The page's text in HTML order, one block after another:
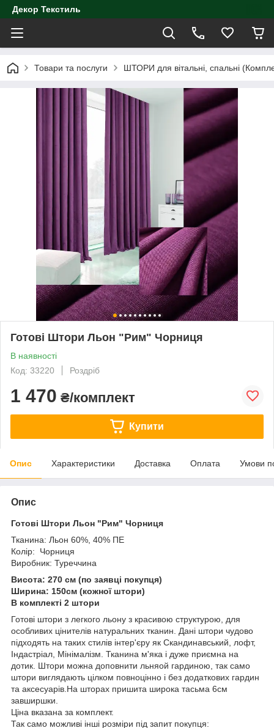
Декор Текстиль
Товари та послуги ШТОРИ для вітальні, спальні
Готові Штори Льон "Рим" Чорниця
В наявності
Код: 33220
Роздріб
1 470 ₴/комплект
Купити
Опис Характеристики Доставка Оплата Умови
Опис
Готові Штори Льон "Рим" Чорниця
Тканина: Льон 60%, 40% ПЕ
Колір: Чорниця
Виробник: Туреччина
Висота: 270 см (по заявці покупця)
Ширина: 150см (кожної штори)
В комплекті 2 штори
Готові штори з легкого льону з красивою структурою, для
особливих цінителів натуральних тканин. Дані штори чудово
підходять на таких стилів інтер'єру як Скандинавський, лофт,
Індастріал, Мінімалізм. Тканина м'яка і дуже приємна на
дотик. Штори можна доповнити льняой гардиною, так само
штори виглядають цілком повноцінно і без додаткових гардин
та аксесуарів.На шторах пришита широка тасьма 6см
завширшки.
Ціна вказана за комплект.
Так само можливі інші розміри під запит покупця: